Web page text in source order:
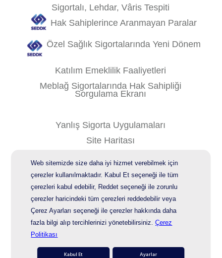
Web sitemizde size daha iyi hizmet verebilmek için
çerezler kullanılmaktadır. Kabul Et seçeneği ile tüm
çerezleri kabul edebilir, Reddet seçeneği ile zorunlu
çerezler haricindeki tüm çerezleri reddedebilir veya
Çerez Ayarları seçeneği ile çerezler hakkında daha
fazla bilgi alıp tercihlerinizi yönetebilirsiniz.Çerez
Politikası
Kabul Et Ayarlar
Sigortalı, Lehdar, Vâris Tespiti
Hak Sahiplerince Aranmayan Paralar
Özel Sağlık Sigortalarında Yeni Dönem
Katılım Emeklilik Faaliyetleri
Meblağ Sigortalarında Hak Sahipliği
Sorgulama Ekranı
Yanlış Sigorta Uygulamaları
Site Haritası
Bilgi Güvenliği Politikası
© 2026 AgeSA